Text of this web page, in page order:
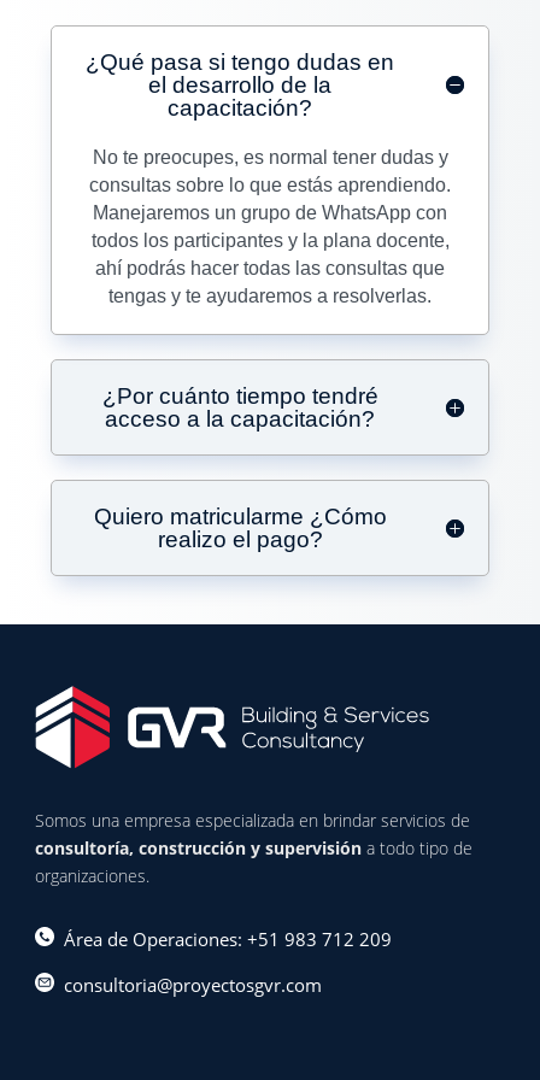
¿Qué pasa si tengo dudas en
el desarrollo de la
capacitación?
No te preocupes, es normal tener dudas y
consultas sobre lo que estás aprendiendo.
Manejaremos un grupo de WhatsApp con
todos los participantes y la plana docente,
ahí podrás hacer todas las consultas que
tengas y te ayudaremos a resolverlas.
¿Por cuánto tiempo tendré
acceso a la capacitación?
Quiero matricularme ¿Cómo
realizo el pago?
Somos una empresa especializada en brindar servicios de
consultoría, construcción y supervisión a todo tipo de
organizaciones.
Área de Operaciones: +51 983 712 209
consultoria@proyectosgvr.com